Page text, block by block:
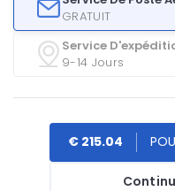
GRATUIT
Service
9-14 Jours
€ 215.04